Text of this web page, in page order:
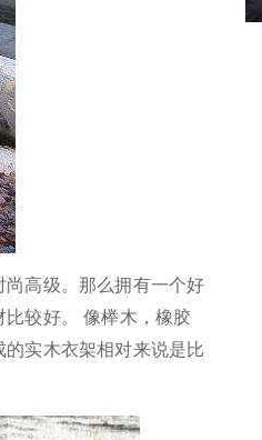
高级。那么拥有一个好
较好。 像榉木，橡胶
实木衣架相对来说是比